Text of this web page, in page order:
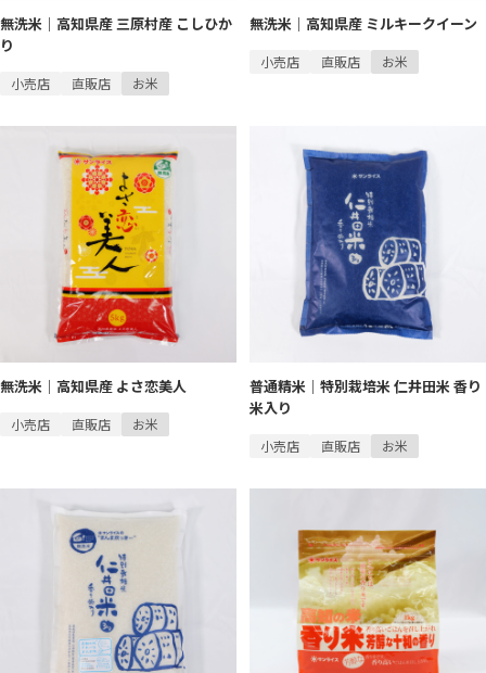
無洗米｜高知県産 三原村産 こしひか
り
小売店 直販店 お米
無洗米｜高知県産 ミルキークイーン
小売店 直販店 お米
無洗米｜高知県産 よさ恋美人
小売店 直販店 お米
普通精米｜特別栽培米 仁井田米 香り
米入り
小売店 直販店 お米